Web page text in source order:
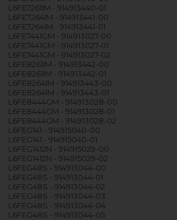
L6FE7261IM - 914913440-01
L6FE7264IM - 914913441-00
L6FE7264IM - 914913441-01
L6FE7441GM - 914913027-00
L6FE7441GM - 914913027-01
L6FE7441GM - 914913027-02
L6FE8261IM - 914913442-00
L6FE8261IM - 914913442-01
L6FE8264IM - 914913443-00
L6FE8264IM - 914913443-01
L6FE8444GM - 914913028-00
L6FE8444GM - 914913028-01
L6FE8444GM - 914913028-02
L6FEG141 - 914915040-00
L6FEG141 - 914915040-01
L6FEG1412N - 914915029-00
L6FEG1412N - 914915029-02
L6FEG48S - 914913044-00
L6FEG48S - 914913044-01
L6FEG48S - 914913044-02
L6FEG48S - 914913044-03
L6FEG48S - 914913044-04
L6FEG48S - 914913044-05